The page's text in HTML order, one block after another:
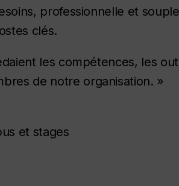
professionnelle et
clés.
les compétences, les
de notre organisation. »
et stages